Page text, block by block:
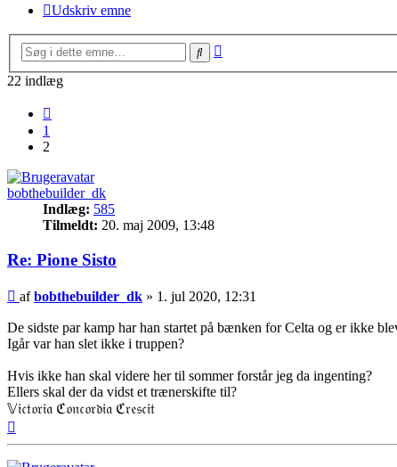
Udskriv emne
Søg
22 indlæg
1
2
bobthebuilder_dk
Indlæg: 585
Tilmeldt: 20. maj 2009, 13:48
Re: Pione Sisto
Indlæg
afbobthebuilder_dk » 1. jul 2020, 12:31
De sidste par kamp har han startet på bænken for Celta og er ikke
Igår var han slet ikke i truppen?
Hvis ikke han skal videre her til sommer forstår jeg da ingenting?
Ellers skal der da vidst et trænerskifte til?
𝕍𝔦𝔠𝔱𝔬𝔯𝔦𝔞 ℭ𝔬𝔫𝔠𝔬𝔯𝔡𝔦𝔞 ℭ𝔯𝔢𝔰𝔠𝔦𝔱